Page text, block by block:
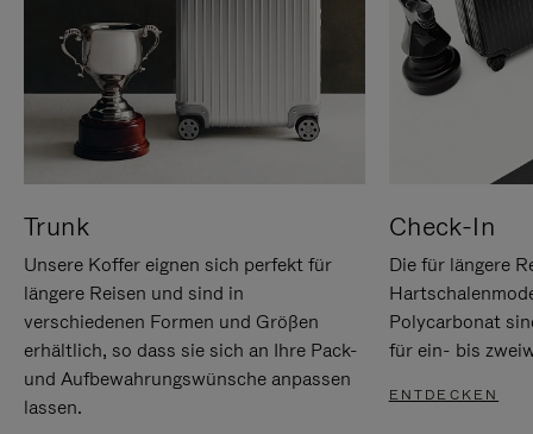
Trunk
Unsere Koffer eignen sich perfekt für
längere Reisen und sind in
verschiedenen Formen und Größen
erhältlich, so dass sie sich an Ihre Pack-
und Aufbewahrungswünsche anpassen
lassen.
Check-In
Die für längere
Polycarbonat
für ein- bis
ENTDECKEN